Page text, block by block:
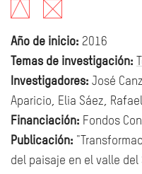
Año de inicio: 2016
Temas de investigación:
Investigadores: José
Aparicio, Elia Sáez,
Financiación: Fondos
Publicación:
del paisaje en el valle del